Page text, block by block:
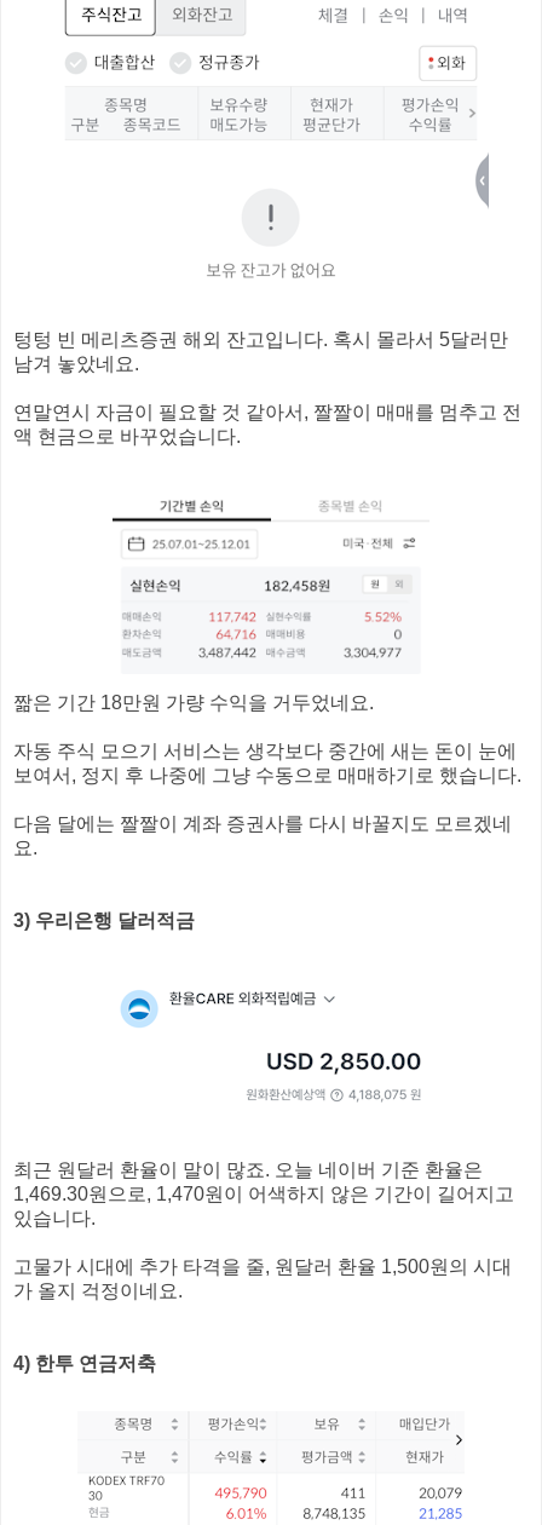
텅텅 빈 메리츠증권 해외 잔고입니다. 혹시 몰라서 5달러만
남겨 놓았네요.
연말연시 자금이 필요할 것 같아서, 짤짤이 매매를 멈추고 전
액 현금으로 바꾸었습니다.
짦은 기간 18만원 가량 수익을 거두었네요.
자동 주식 모으기 서비스는 생각보다 중간에 새는 돈이 눈에
보여서, 정지 후 나중에 그냥 수동으로 매매하기로 했습니다.
다음 달에는 짤짤이 계좌 증권사를 다시 바꿀지도 모르겠네
요.
3) 우리은행 달러적금
최근 원달러 환율이 말이 많죠. 오늘 네이버 기준 환율은
1,469.30원으로, 1,470원이 어색하지 않은 기간이 길어지고
있습니다.
고물가 시대에 추가 타격을 줄, 원달러 환율 1,500원의 시대
가 올지 걱정이네요.
4) 한투 연금저축